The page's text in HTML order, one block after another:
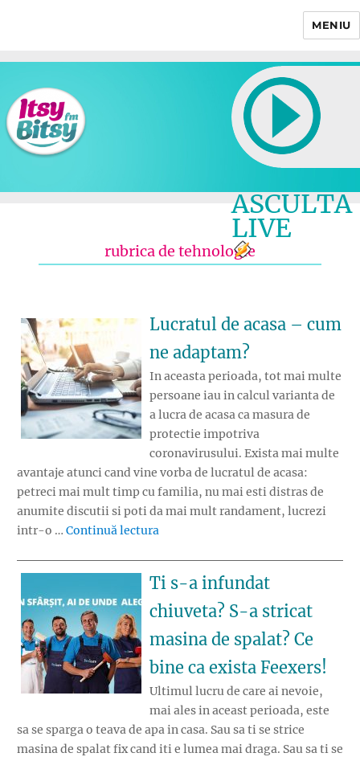
MENIU
ASCULTA
LIVE
rubrica de tehnologie
Lucratul de acasa – cum
ne adaptam?
In aceasta perioada, tot mai multe
persoane iau in calcul varianta de
a lucra de acasa ca masura de
protectie impotriva
coronavirusului. Exista mai multe
avantaje atunci cand vine vorba de lucratul de acasa:
petreci mai mult timp cu familia, nu mai esti distras de
anumite discutii si poti da mai mult randament, lucrezi
intr-o … Continuă lectura
Ti s-a infundat
chiuveta? S-a stricat
masina de spalat? Ce
bine ca exista Feexers!
Ultimul lucru de care ai nevoie,
mai ales in aceast perioada, este
sa se sparga o teava de apa in casa. Sau sa ti se strice
masina de spalat fix cand iti e lumea mai draga. Sau sa ti se